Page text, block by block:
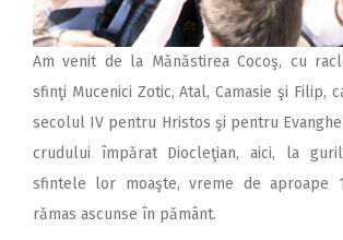
Am venit de la Mănăstirea Cocoş, cu
sfinţi Mucenici Zotic, Atal, Camasie şi Filip,
secolul IV pentru Hristos şi pentru
crudului împărat Diocleţian, aici, la
sfintele lor moaşte, vreme de aproape
rămas ascunse în pământ.